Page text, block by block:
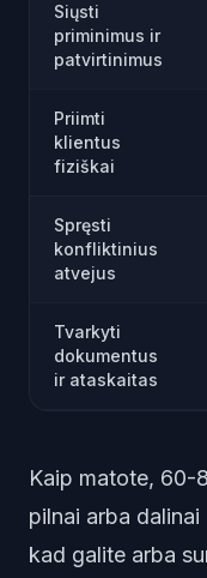
Siųsti
priminimus ir
patvirtinimus
Priimti
klientus
fiziškai
Spręsti
konfliktinius
atvejus
Tvarkyti
dokumentus
ir ataskaitas
Kaip matote, 60-
pilnai arba
kad galite arba